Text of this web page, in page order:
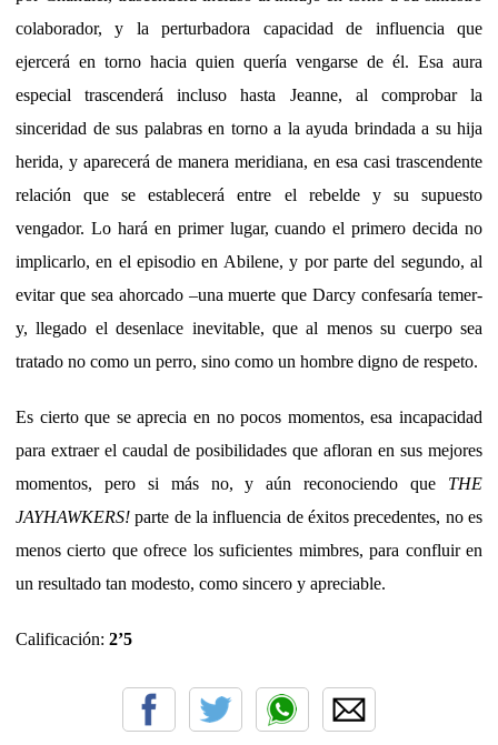
colaborador, y la perturbadora capacidad de influencia que
ejercerá en torno hacia quien quería vengarse de él. Esa aura
especial trascenderá incluso hasta Jeanne, al comprobar la
sinceridad de sus palabras en torno a la ayuda brindada a su hija
herida, y aparecerá de manera meridiana, en esa casi trascendente
relación que se establecerá entre el rebelde y su supuesto
vengador. Lo hará en primer lugar, cuando el primero decida no
implicarlo, en el episodio en Abilene, y por parte del segundo, al
evitar que sea ahorcado –una muerte que Darcy confesaría temer-
y, llegado el desenlace inevitable, que al menos su cuerpo sea
tratado no como un perro, sino como un hombre digno de respeto.
Es cierto que se aprecia en no pocos momentos, esa incapacidad
para extraer el caudal de posibilidades que afloran en sus mejores
momentos, pero si más no, y aún reconociendo que THE
JAYHAWKERS! parte de la influencia de éxitos precedentes, no es
menos cierto que ofrece los suficientes mimbres, para confluir en
un resultado tan modesto, como sincero y apreciable.
Calificación: 2’5